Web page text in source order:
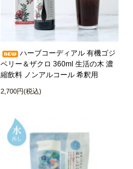
ハーブコーディアル 有機ゴジ
ベリー＆ザクロ 360ml 生活の木 濃
縮飲料 ノンアルコール 希釈用
2,700円(税込)